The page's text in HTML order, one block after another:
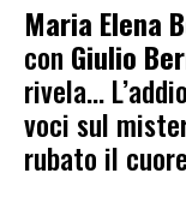
Maria Elena
con Giulio
rivela…
voci sul
rubato il cuore